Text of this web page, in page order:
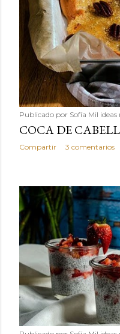
Publicado por Sofía Mil
COCA DE
Compartir 3 comentarios